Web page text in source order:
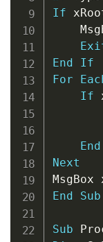
If
End
If
For
If
End
Next
End
Sub
Sub